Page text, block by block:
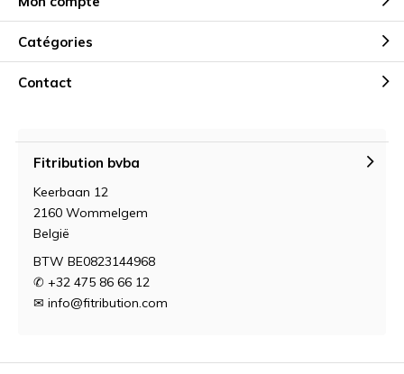
Catégories
Contact
Fitribution bvba
Keerbaan 12
2160 Wommelgem
België
BTW BE0823144968
✆ +32 475 86 66 12
✉ info@fitribution.com